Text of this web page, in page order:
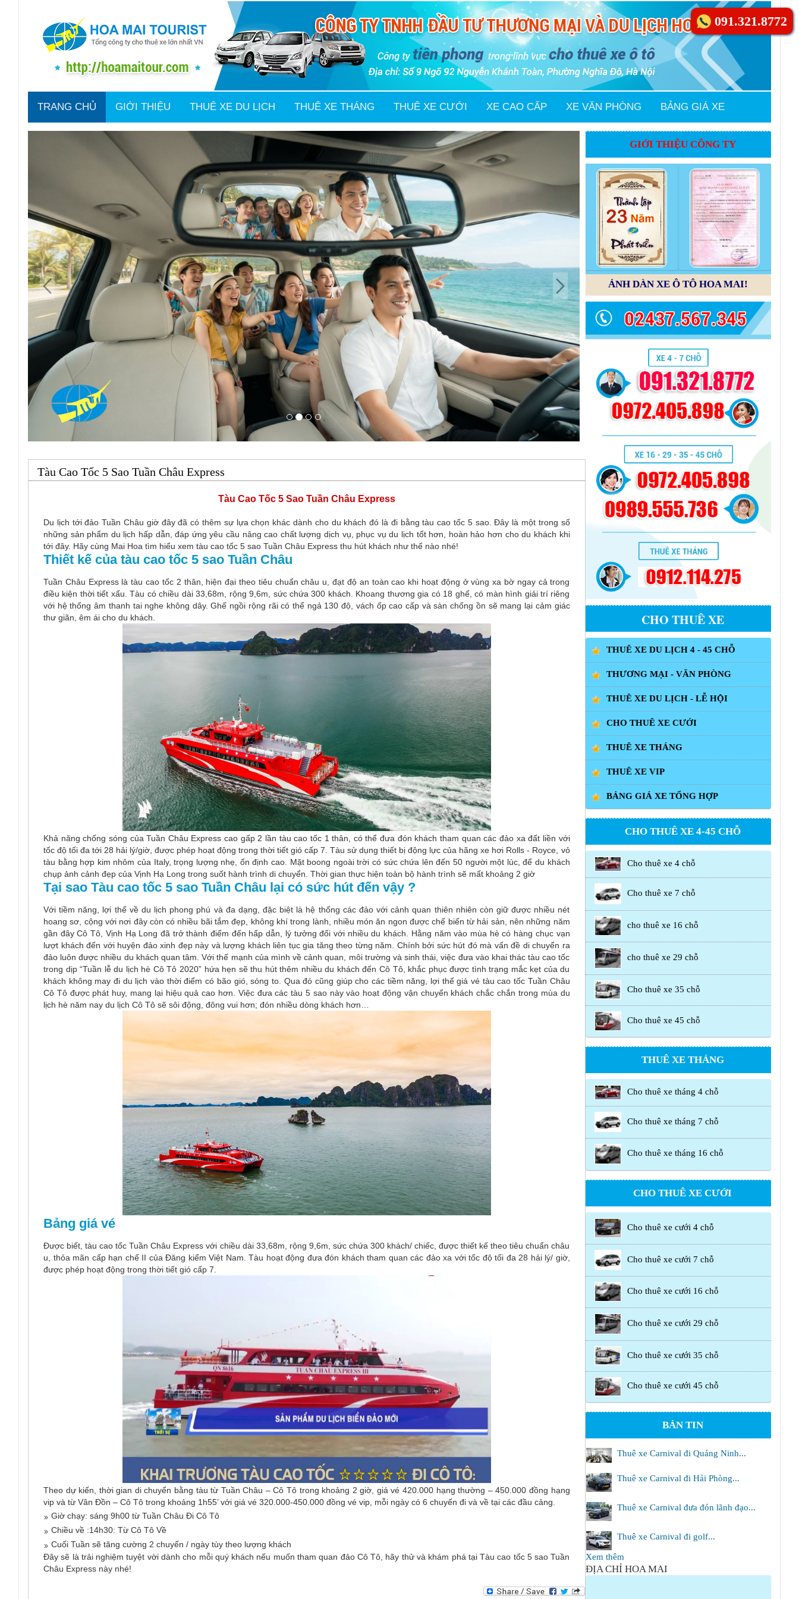
TRANG CHỦ GIỚI THIỆU THUÊ XE DU LỊCH THUÊ XE THÁNG THUÊ XE CƯỚI XE CAO CẤP XE VĂN PHÒNG BẢNG GIÁ XE
Tàu Cao Tốc 5 Sao Tuần Châu Express
Tàu Cao Tốc 5 Sao Tuần Châu Express
Du lịch tới đảo Tuần Châu giờ đây đã có thêm sự lựa chọn khác dành cho du khách đó là đi bằng tàu cao tốc 5 sao. Đây là một trong số
những sản phẩm du lịch hấp dẫn, đáp ứng yêu cầu nâng cao chất lượng dịch vụ, phục vụ du lịch tốt hơn, hoàn hảo hơn cho du khách khi
tới đây. Hãy cùng Mai Hoa tìm hiểu xem tàu cao tốc 5 sao Tuần Châu Express thu hút khách như thế nào nhé!
Thiết kế của tàu cao tốc 5 sao Tuần Châu
Tuần Châu Express là tàu cao tốc 2 thân, hiện đại theo tiêu chuẩn châu u, đạt độ an toàn cao khi hoạt động ở vùng xa bờ ngay cả trong
điều kiện thời tiết xấu. Tàu có chiều dài 33,68m, rộng 9,6m, sức chứa 300 khách. Khoang thương gia có 18 ghế, có màn hình giải trí riêng
với hệ thống âm thanh tai nghe không dây. Ghế ngồi rộng rãi có thể ngả 130 độ, vách ốp cao cấp và sàn chống ồn sẽ mang lại cảm giác
thư giãn, êm ái cho du khách.
Khả năng chống sóng của Tuần Châu Express cao gấp 2 lần tàu cao tốc 1 thân, có thể đưa đón khách tham quan các đảo xa đất liền với
tốc độ tối đa tới 28 hải lý/giờ, được phép hoạt động trong thời tiết gió cấp 7. Tàu sử dụng thiết bị động lực của hãng xe hơi Rolls - Royce, vỏ
tàu bằng hợp kim nhôm của Italy, trọng lượng nhẹ, ổn định cao. Mặt boong ngoài trời có sức chứa lên đến 50 người một lúc, để du khách
chụp ảnh cảnh đẹp của Vịnh Hạ Long trong suốt hành trình di chuyển. Thời gian thực hiện toàn bộ hành trình sẽ mất khoảng 2 giờ
Tại sao Tàu cao tốc 5 sao Tuần Châu lại có sức hút đến vậy ?
Với tiềm năng, lợi thế về du lịch phong phú và đa dạng, đặc biệt là hệ thống các đảo với cảnh quan thiên nhiên còn giữ được nhiều nét
hoang sơ, cộng với nơi đây còn có nhiều bãi tắm đẹp, không khí trong lành, nhiều món ăn ngon được chế biến từ hải sản, nên những năm
gần đây Cô Tô, Vịnh Hạ Long đã trở thành điểm đến hấp dẫn, lý tưởng đối với nhiều du khách. Hằng năm vào mùa hè có hàng chục vạn
lượt khách đến với huyện đảo xinh đẹp này và lượng khách liên tục gia tăng theo từng năm. Chính bởi sức hút đó mà vấn đề di chuyển ra
đảo luôn được nhiều du khách quan tâm. Với thế mạnh của mình về cảnh quan, môi trường và sinh thái, việc đưa vào khai thác tàu cao tốc
trong dịp “Tuần lễ du lịch hè Cô Tô 2020” hứa hẹn sẽ thu hút thêm nhiều du khách đến Cô Tô, khắc phục được tình trạng mắc kẹt của du
khách không may đi du lịch vào thời điểm có bão gió, sóng to. Qua đó cũng giúp cho các tiềm năng, lợi thế giá vé tàu cao tốc Tuần Châu
Cô Tô được phát huy, mang lại hiệu quả cao hơn. Việc đưa các tàu 5 sao này vào hoạt động vận chuyển khách chắc chắn trong mùa du
lịch hè năm nay du lịch Cô Tô sẽ sôi động, đông vui hơn; đón nhiều dòng khách hơn…
Bảng giá vé
Được biết, tàu cao tốc Tuần Châu Express với chiều dài 33,68m, rộng 9,6m, sức chứa 300 khách/ chiếc, được thiết kế theo tiêu chuẩn châu
u, thỏa mãn cấp hạn chế II của Đăng kiểm Việt Nam. Tàu hoạt động đưa đón khách tham quan các đảo xa với tốc độ tối đa 28 hải lý/ giờ,
được phép hoạt động trong thời tiết gió cấp 7.
Theo dự kiến, thời gian di chuyển bằng tàu từ Tuần Châu – Cô Tô trong khoảng 2 giờ, giá vé 420.000 hạng thường – 450.000 đồng hạng
vip và từ Vân Đồn – Cô Tô trong khoảng 1h55’ với giá vé 320.000-450.000 đồng vé vip, mỗi ngày có 6 chuyến đi và về tại các đầu cảng.
Giờ chạy: sáng 9h00 từ Tuần Châu Đi Cô Tô
Chiều về :14h30: Từ Cô Tô Về
Cuối Tuần sẽ tăng cường 2 chuyến / ngày tùy theo lượng khách
Đây sẽ là trải nghiệm tuyệt vời dành cho mỗi quý khách nếu muốn tham quan đảo Cô Tô, hãy thử và khám phá tại Tàu cao tốc 5 sao Tuần
Châu Express này nhé!
GIỚI THIỆU CÔNG TY
ẢNH DÀN XE Ô TÔ HOA MAI!
CHO THUÊ XE
THUÊ XE DU LỊCH 4 - 45 CHỖ
THƯƠNG MẠI - VĂN PHÒNG
THUÊ XE DU LỊCH - LỄ HỘI
CHO THUÊ XE CƯỚI
THUÊ XE THÁNG
THUÊ XE VIP
BẢNG GIÁ XE TỔNG HỢP
CHO THUÊ XE 4-45 CHỖ
Cho thuê xe 4 chỗ
Cho thuê xe 7 chỗ
cho thuê xe 16 chỗ
cho thuê xe 29 chỗ
Cho thuê xe 35 chỗ
Cho thuê xe 45 chỗ
THUÊ XE THÁNG
Cho thuê xe tháng 4 chỗ
Cho thuê xe tháng 7 chỗ
Cho thuê xe tháng 16 chỗ
CHO THUÊ XE CƯỚI
Cho thuê xe cưới 4 chỗ
Cho thuê xe cưới 7 chỗ
Cho thuê xe cưới 16 chỗ
Cho thuê xe cưới 29 chỗ
Cho thuê xe cưới 35 chỗ
Cho thuê xe cưới 45 chỗ
BẢN TIN
Thuê xe Carnival đi Quảng Ninh...
Thuê xe Carnival đi Hải Phòng...
Thuê xe Carnival đưa đón lãnh đạo...
Thuê xe Carnival đi golf...
Xem thêm
ĐỊA CHỈ HOA MAI
091.321.8772